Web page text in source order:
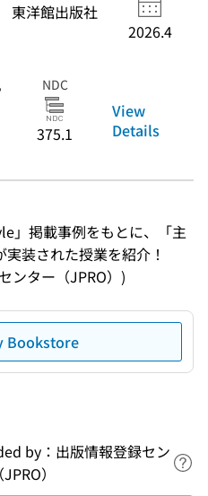
東洋館出版社
2026.4
NDC
375.1
View
Details
」掲載事例をもとに、「主
装された授業を紹介！
ンター（JPRO）)
Bookstore
by：出版情報登録セン
）